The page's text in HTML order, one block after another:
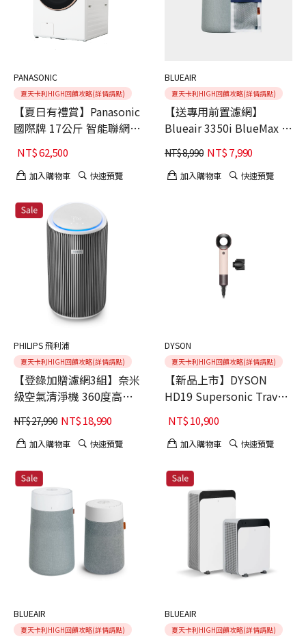
PANASONIC
夏天卡利HIGH回饋攻略(詳情請點)
【夏日有禮賞】Panasonic
國際牌 17公斤 智能聯網系
列 變頻溫水 熱泵式滾筒洗
衣機 NA-V170RPH-W 舊機
回收+基本安裝
NT$62,500
加入購物車 快速預覽
BLUEAIR
夏天卡利HIGH回饋攻略(詳情請點)
【送專用前置濾網】
Blueair 3350i BlueMax 空
氣清淨機
NT$8,990 NT$7,990
加入購物車 快速預覽
PHILIPS 飛利浦
夏天卡利HIGH回饋攻略(詳情請點)
【登錄加贈濾網3組】奈米
級空氣清淨機 360度高效
過濾★適用24坪
(AC3220/80)
NT$27,990 NT$18,990
加入購物車 快速預覽
DYSON
夏天卡利HIGH回饋攻略(詳情請點)
【新品上市】DYSON
HD19 Supersonic Travel
隨行吹風機(粉霧玫瑰)
NT$10,900
加入購物車 快速預覽
BLUEAIR
夏天卡利HIGH回饋攻略(詳情請點)
BLUEAIR
夏天卡利HIGH回饋攻略(詳情請點)